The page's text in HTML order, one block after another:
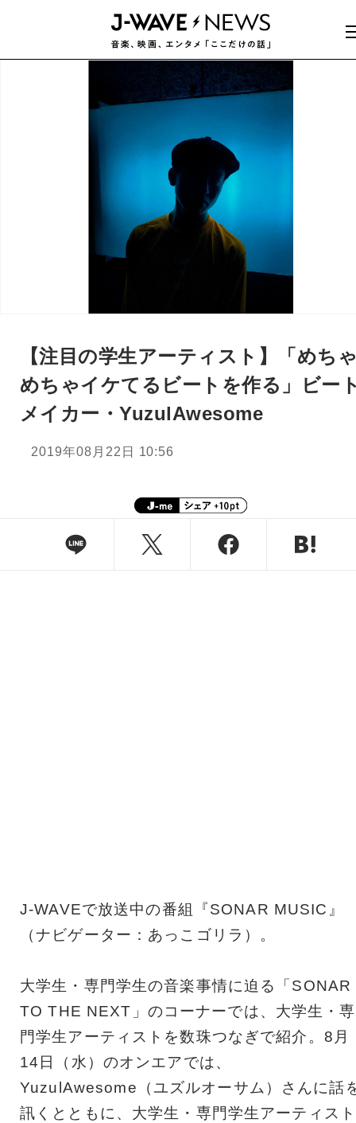
【注目の学生アーティスト】「めち
めちゃイケてるビートを作る」ビー
メイカー・YuzulAwesome
2019年08月22日 10:56
J-WAVEで放送中の番組『SONAR MUSIC』
（ナビゲーター：あっこゴリラ）。
大学生・専門学生の音楽事情に迫る「SONAR
TO THE NEXT」のコーナーでは、大学生・専
門学生アーティストを数珠つなぎで紹介。8月
14日（水）のオンエアでは、
YuzulAwesome（ユズルオーサム）さんに話
訊くとともに、大学生・専門学生アーティスト